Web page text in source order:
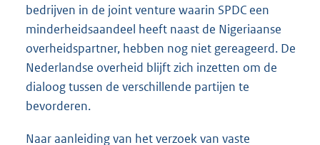
bedrijven in de joint venture waarin SPDC een
minderheidsaandeel heeft naast de Nigeriaanse
overheidspartner, hebben nog niet gereageerd. De
Nederlandse overheid blijft zich inzetten om de
dialoog tussen de verschillende partijen te
bevorderen.
Naar aanleiding van het verzoek van vaste